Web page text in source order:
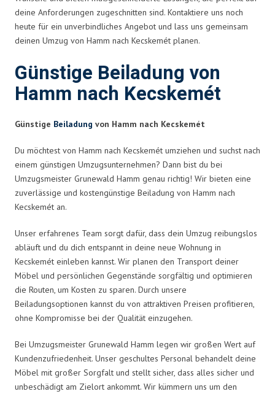
deine Anforderungen zugeschnitten sind. Kontaktiere uns noch
heute für ein unverbindliches Angebot und lass uns gemeinsam
deinen Umzug von Hamm nach Kecskemét planen.
Günstige Beiladung von
Hamm nach Kecskemét
Günstige Beiladung von Hamm nach Kecskemét
Du möchtest von Hamm nach Kecskemét umziehen und suchst nach
einem günstigen Umzugsunternehmen? Dann bist du bei
Umzugsmeister Grunewald Hamm genau richtig! Wir bieten eine
zuverlässige und kostengünstige Beiladung von Hamm nach
Kecskemét an.
Unser erfahrenes Team sorgt dafür, dass dein Umzug reibungslos
abläuft und du dich entspannt in deine neue Wohnung in
Kecskemét einleben kannst. Wir planen den Transport deiner
Möbel und persönlichen Gegenstände sorgfältig und optimieren
die Routen, um Kosten zu sparen. Durch unsere
Beiladungsoptionen kannst du von attraktiven Preisen profitieren,
ohne Kompromisse bei der Qualität einzugehen.
Bei Umzugsmeister Grunewald Hamm legen wir großen Wert auf
Kundenzufriedenheit. Unser geschultes Personal behandelt deine
Möbel mit großer Sorgfalt und stellt sicher, dass alles sicher und
unbeschädigt am Zielort ankommt. Wir kümmern uns um den